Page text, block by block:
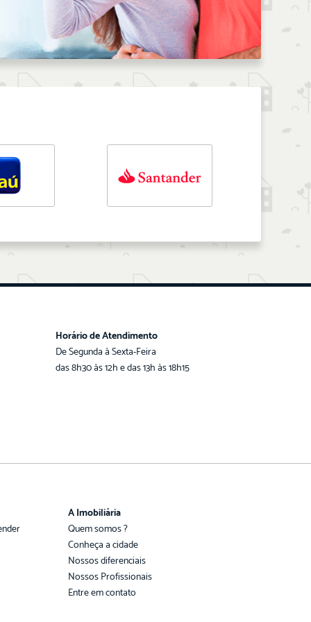
Horário de Atendimento
De Segunda à Sexta-Feira
das 8h30 às 12h e das 13h às 18h15
A Imobiliária
Quem somos ?
Conheça a cidade
Nossos diferenciais
Nossos Profissionais
Entre em contato